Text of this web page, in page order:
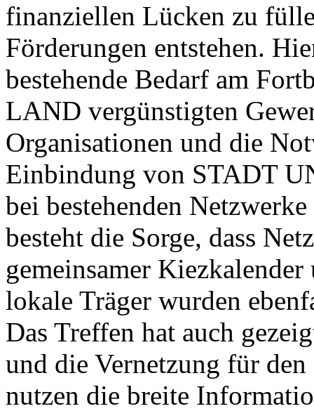
finanziellen Lücken zu
Förderungen entstehen.
bestehende Bedarf am
LAND vergünstigten
Organisationen und die
Einbindung von STADT
bei bestehenden
besteht die Sorge, dass
gemeinsamer
lokale Träger wurden
Das Treffen hat auch
und die Vernetzung für
nutzen die breite